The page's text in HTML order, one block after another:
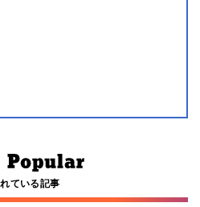
ている記事